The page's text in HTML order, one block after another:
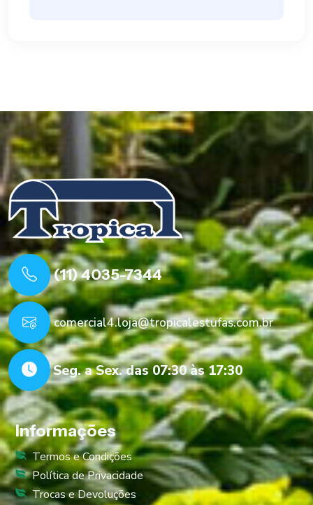
(11) 4035-7344
comercial4.loja@tropicalestufas.com.br
Seg. a Sex. das 07:30 às 17:30
Informações
Termos e Condições
Política de Privacidade
Trocas e Devoluções